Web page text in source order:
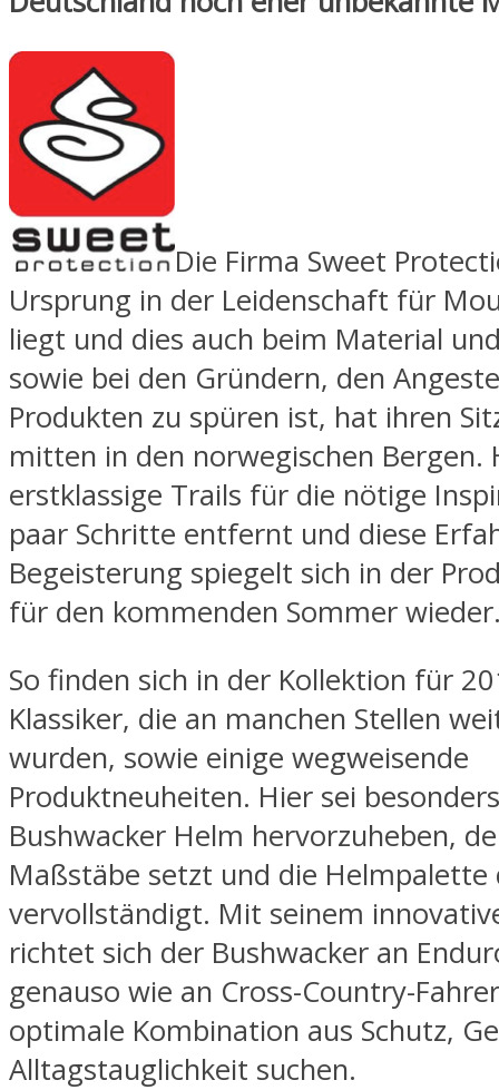
Die Firma Sweet
Ursprung in der Leidenschaft für
liegt und dies auch beim Material
sowie bei den Gründern, den
Produkten zu spüren ist, hat ihren
mitten in den norwegischen Bergen.
erstklassige Trails für die nötige
paar Schritte entfernt und diese
Begeisterung spiegelt sich in der
für den kommenden Sommer
So finden sich in der Kollektion für
Klassiker, die an manchen Stellen
wurden, sowie einige wegweisende
Produktneuheiten. Hier sei
Bushwacker Helm hervorzuheben,
Maßstäbe setzt und die
vervollständigt. Mit seinem
richtet sich der Bushwacker an
genauso wie an Cross-Country-
optimale Kombination aus Schutz,
Alltagstauglichkeit suchen.